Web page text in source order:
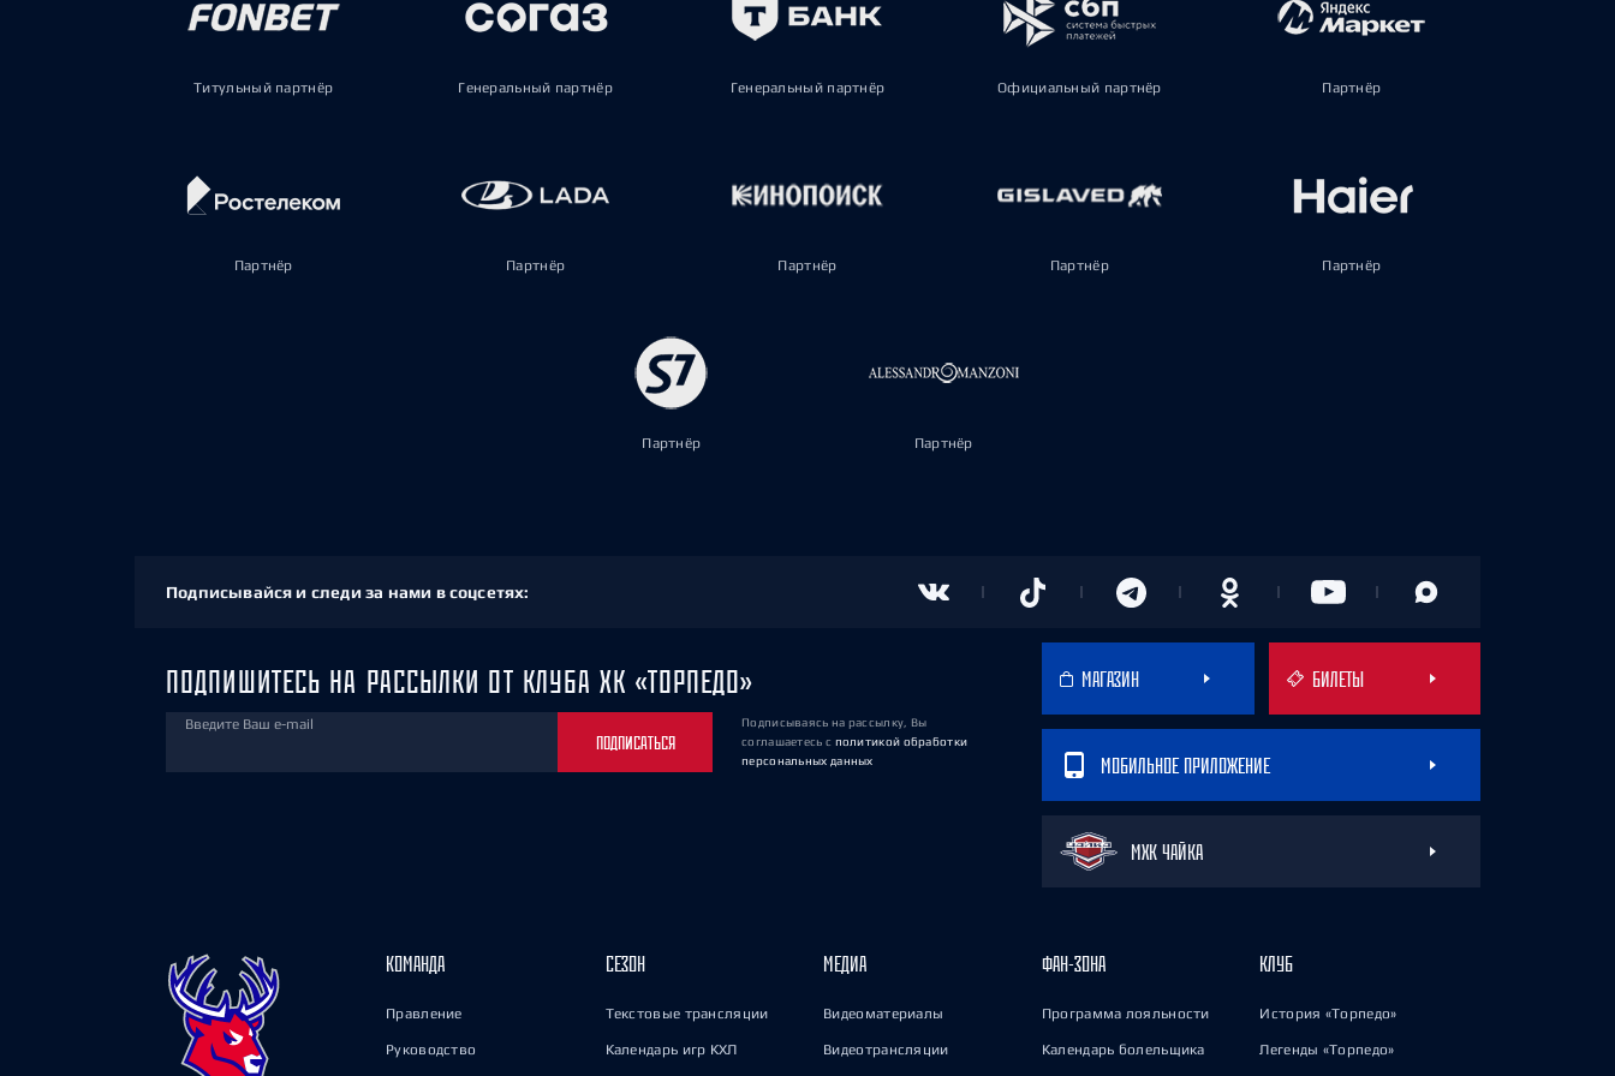
Титульный партнёр Генеральный партнёр Генеральный партнёр Официальный партнёр Партнёр
Партнёр Партнёр Партнёр Партнёр Партнёр
Партнёр Партнёр
Подписывайся и следи за нами в соцсетях:
ПОДПИШИТЕСЬ НА РАССЫЛКИ ОТ КЛУБА ХК «ТОРПЕДО»
Введите Ваш e-mail
ПОДПИСАТЬСЯ
Подписываясь на рассылку, Вы
соглашаетесь с политикой обработки
персональных данных
МАГАЗИН БИЛЕТЫ
МОБИЛЬНОЕ ПРИЛОЖЕНИЕ
МХК ЧАЙКА
КОМАНДА
Правление
Руководство
СЕЗОН
Текстовые трансляции
Календарь игр КХЛ
МЕДИА
Видеоматериалы
Видеотрансляции
ФАН-ЗОНА
Программа лояльности
Календарь болельщика
КЛУБ
История «Торпедо»
Легенды «Торпедо»